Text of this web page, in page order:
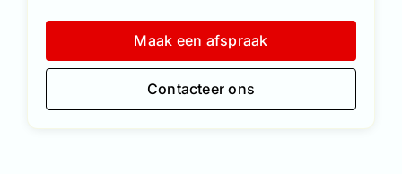
Maak een afspraak
Contacteer ons